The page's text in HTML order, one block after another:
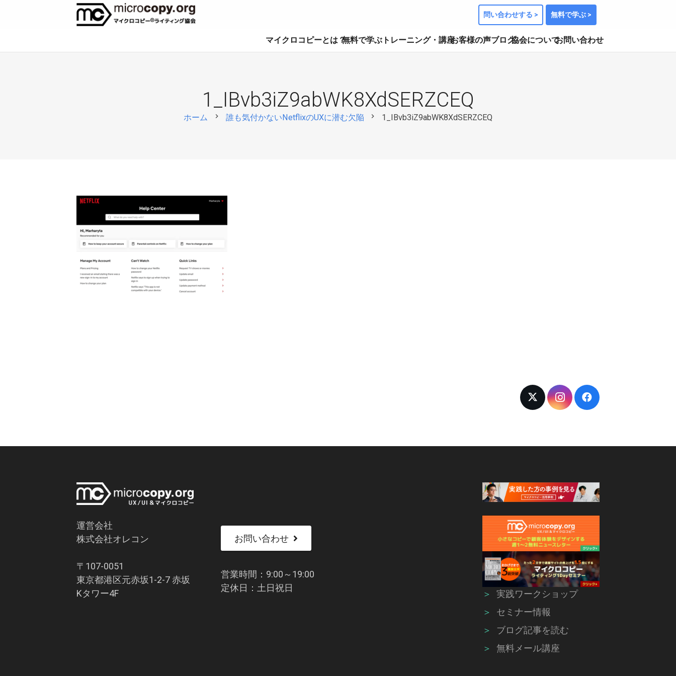
問い合わせする > 無料で学ぶ >
マイクロコピーとは？無料で学ぶ トレーニング・講座お客様の声ブログ協会についてお問い合わせ
1_IBvb3iZ9abWK8XdSERZCEQ
ホーム chevron_right 誰も気付かないNetflixのUXに潜む欠陥 chevron_right 1_IBvb3iZ9abWK8XdSERZCEQ
運営会社
株式会社オレコン
〒107-0051
東京都港区元赤坂1-2-7 赤坂
Kタワー4F
お問い合わせ
営業時間：9:00～19:00
定休日：土日祝日
＞
実践ワークショップ
＞
セミナー情報
＞
ブログ記事を読む
＞
無料メール講座